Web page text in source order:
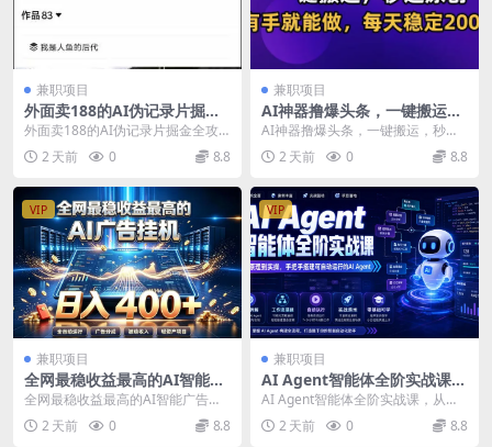
兼职项目
外面卖188的AI伪记录片掘金
全攻略，抖音图文新赛道，轻
松涨粉变现，拿创作者伙伴计
划收益【文档】
外面卖188的AI伪记录片掘金全攻
略，抖音图文新赛道，轻松涨粉变
现，拿创作者伙伴...
2 天前 0 8.8
兼职项目
AI神器撸爆头条，一键搬运，
秒过原创，有手就能做，每天
AI神器撸爆头条，一键搬运，秒过
原创，有手就能做，每天稳定200+
【揭秘】 项目...
2 天前 0 8.8
VIP
兼职项目
全网最稳收益最高的AI智能广
告挂G项目，日入400+，真正
的躺賺项目【揭秘】
全网最稳收益最高的AI智能广告挂
G项目，日入400+，真正的躺賺项
目【揭秘】 项...
2 天前 0 8.8
VIP
兼职项目
AI Agent智能体全阶实战课，
从原理到实操，手把手搭建可
自动运行的AI Agent
AI Agent智能体全阶实战课，从原
理到实操，手把手搭建可自动运行
的AI Ag...
2 天前 0 8.8